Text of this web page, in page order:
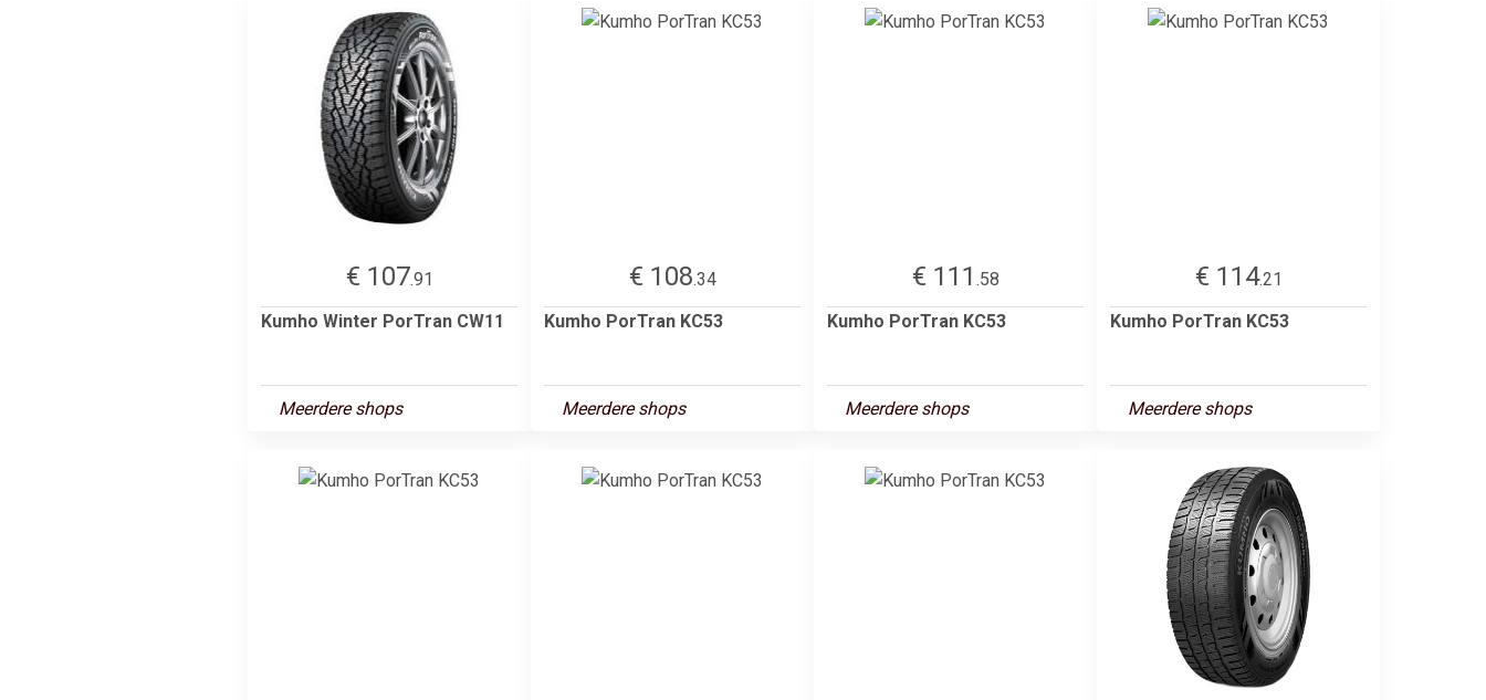
€ 107.91
Kumho Winter PorTran CW11
Meerdere shops
€ 108.34
Kumho PorTran KC53
Meerdere shops
€ 111 .58
Kumho PorTran KC53
Meerdere shops
€ 114.21
Kumho PorTran KC53
Meerdere shops